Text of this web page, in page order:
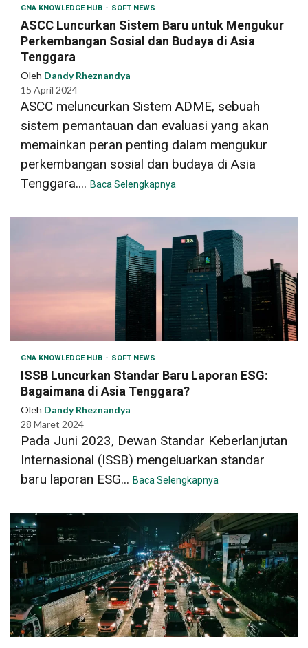
GNA KNOWLEDGE HUB SOFT NEWS
ASCC Luncurkan Sistem Baru untuk Mengukur
Perkembangan Sosial dan Budaya di Asia
Tenggara
Oleh Dandy Rheznandya
15 April 2024
ASCC meluncurkan Sistem ADME, sebuah
sistem pemantauan dan evaluasi yang akan
memainkan peran penting dalam mengukur
perkembangan sosial dan budaya di Asia
Tenggara.... Baca Selengkapnya
GNA KNOWLEDGE HUB SOFT NEWS
ISSB Luncurkan Standar Baru Laporan ESG:
Bagaimana di Asia Tenggara?
Oleh Dandy Rheznandya
28 Maret 2024
Pada Juni 2023, Dewan Standar Keberlanjutan
Internasional (ISSB) mengeluarkan standar
baru laporan ESG... Baca Selengkapnya